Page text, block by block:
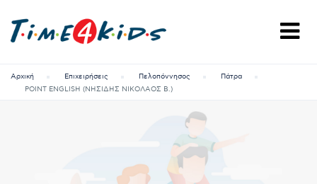
Αρχική Επιχειρήσεις Πελοπόννησος
Πάτρα
POINT ENGLISH (ΝΗΣΙΔΗΣ ΝΙΚΟΛΑΟΣ Β.)